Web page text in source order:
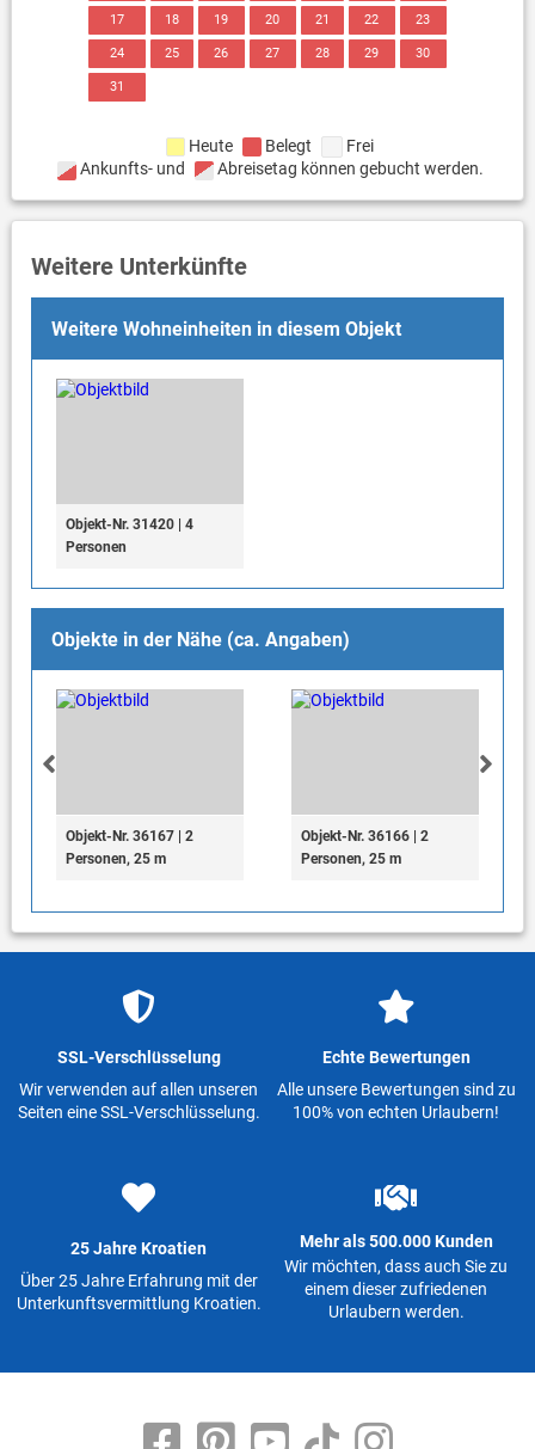
17 18 19 20 21 22 23
24 25 26 27 28 29 30
31
Heute Belegt
Frei
Ankunfts- und
Abreisetag können gebucht werden.
Weitere Unterkünfte
Weitere Wohneinheiten in diesem Objekt
Objekt-Nr. 31420 | 4
Personen
Objekte in der Nähe (ca. Angaben)
Objekt-Nr. 36167 | 2
Personen, 25 m
Objekt-Nr. 36166 | 2
Personen, 25 m
SSL-Verschlüsselung
Wir verwenden auf allen unseren
Seiten eine SSL-Verschlüsselung.
Echte Bewertungen
Alle unsere Bewertungen sind zu
100% von echten Urlaubern!
25 Jahre Kroatien
Über 25 Jahre Erfahrung mit der
Unterkunftsvermittlung Kroatien.
Mehr als 500.000 Kunden
Wir möchten, dass auch Sie zu
einem dieser zufriedenen
Urlaubern werden.